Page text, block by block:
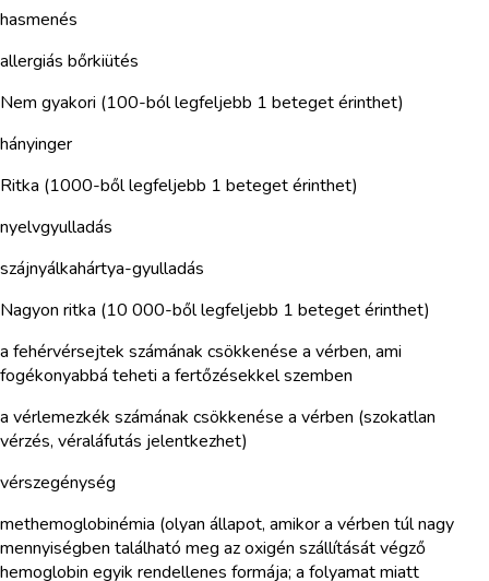
hasmenés
allergiás bőrkiütés
Nem gyakori (100-ból legfeljebb 1 beteget érinthet)
hányinger
Ritka (1000-ből legfeljebb 1 beteget érinthet)
nyelvgyulladás
szájnyálkahártya-gyulladás
Nagyon ritka (10 000-ből legfeljebb 1 beteget érinthet)
a fehérvérsejtek számának csökkenése a vérben, ami
fogékonyabbá teheti a fertőzésekkel szemben
a vérlemezkék számának csökkenése a vérben (szokatlan
vérzés, véraláfutás jelentkezhet)
vérszegénység
methemoglobinémia (olyan állapot, amikor a vérben túl nagy
mennyiségben található meg az oxigén szállítását végző
hemoglobin egyik rendellenes formája; a folyamat miatt